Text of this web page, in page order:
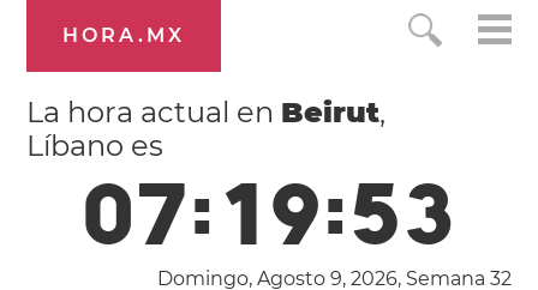
HORA.MX
La hora actual en Beirut,
Líbano es
07:19:54
Domingo, Agosto 9, 2026, Semana 32